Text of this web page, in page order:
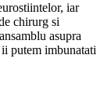
iar
chirurg si
asupra
putem imbunatati